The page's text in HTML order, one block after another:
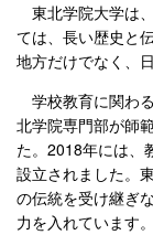
東北学院大学は
ては、長い歴史と
地方だけでなく、
学校教育に関わ
北学院専門部が師
た。2018年には、
設立されました。
の伝統を受け継ぎ
力を入れています。